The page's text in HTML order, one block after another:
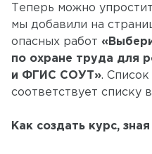
Теперь можно
мы добавили на
опасных работ
по охране труда для
и ФГИС СОУТ».
соответствует списку
Как создать курс,